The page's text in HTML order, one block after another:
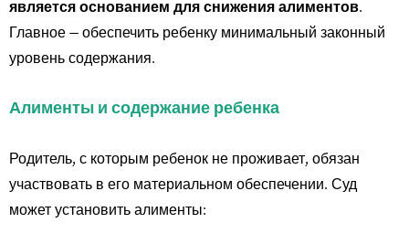
является основанием для снижения алиментов.
Главное — обеспечить ребенку минимальный законный
уровень содержания.
Алименты и содержание ребенка
Родитель, с которым ребенок не проживает, обязан
участвовать в его материальном обеспечении. Суд
может установить алименты: